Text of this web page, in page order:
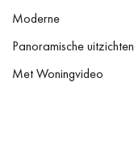
Moderne
Panoramische uitzichten
Met Woningvideo